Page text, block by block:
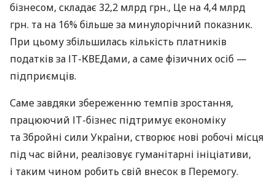
бізнесом, складає 32,2 млрд грн., Це на 4,4 млрд
грн. та на 16% більше за минулорічний показник.
При цьому збільшилась кількість платників
податків за ІТ-КВЕДами, а саме фізичних осіб —
підприємців.
Саме завдяки збереженню темпів зростання,
працюючий ІТ-бізнес підтримує економіку
та Збройні сили України, створює нові робочі місця
під час війни, реалізовує гуманітарні ініціативи,
і таким чином робить свій внесок в Перемогу.